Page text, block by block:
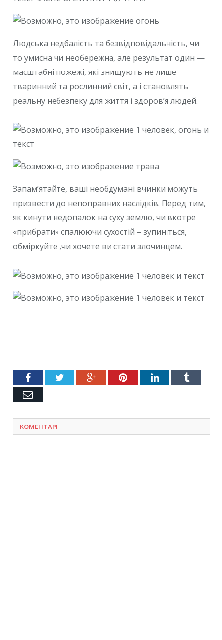
Людська недбалість та безвідповідальність, чи
то умисна чи необережна, але результат один —
масштабні пожежі, які знищують не лише
тваринний та рослинний світ, а і становлять
реальну небезпеку для життя і здоров’я людей.
Запам’ятайте, ваші необдумані вчинки можуть
призвести до непоправних наслідків. Перед тим,
як кинути недопалок на суху землю, чи вкотре
«прибрати» спалюючи сухостій – зупиніться,
обміркуйте ,чи хочете ви стати злочинцем.
FacebookTwitter Google+PinterestLinkedInTumblr
Емейл
КОМЕНТАРІ